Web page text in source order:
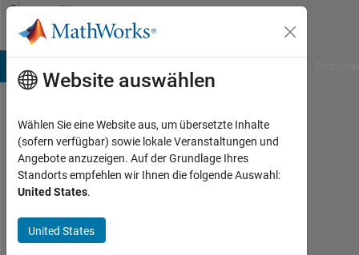
Weiter zum Inhalt
Community
Profile
davood
Ostadalipoor
Last
etwa
6
Website auswählen
Wählen Sie eine Website aus, um übersetzte Inhalte
(sofern verfügbar) sowie lokale Veranstaltungen und
Angebote anzuzeigen. Auf der Grundlage Ihres
Standorts empfehlen wir Ihnen die folgende Auswahl:
United States.
United States